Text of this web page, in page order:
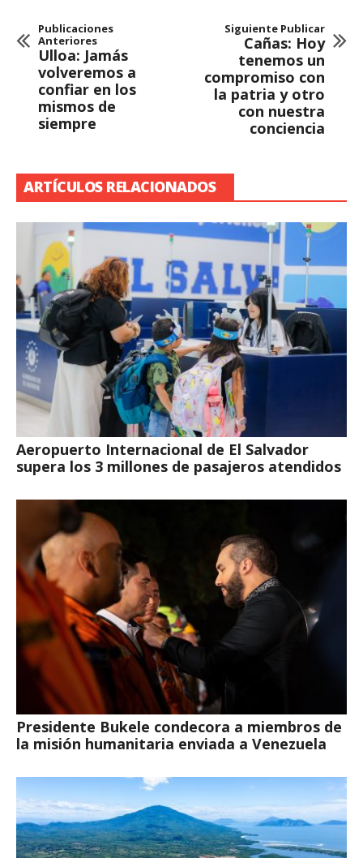
Publicaciones
Anteriores
Ulloa: Jamás
volveremos a
confiar en los
mismos de
siempre
Siguiente Publicar
Cañas: Hoy
tenemos un
compromiso con
la patria y otro
con nuestra
conciencia
ARTÍCULOS RELACIONADOS
Aeropuerto Internacional de El Salvador
supera los 3 millones de pasajeros atendidos
Presidente Bukele condecora a miembros de
la misión humanitaria enviada a Venezuela